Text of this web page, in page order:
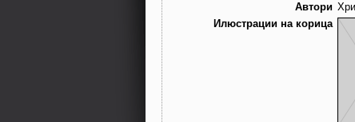
Автори
Илюстрации на корица